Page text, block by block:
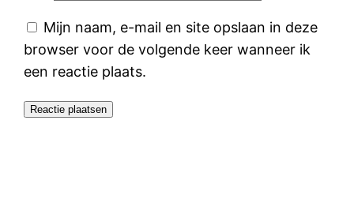
Mijn naam, e-mail en site opslaan in deze
browser voor de volgende keer wanneer ik
een reactie plaats.